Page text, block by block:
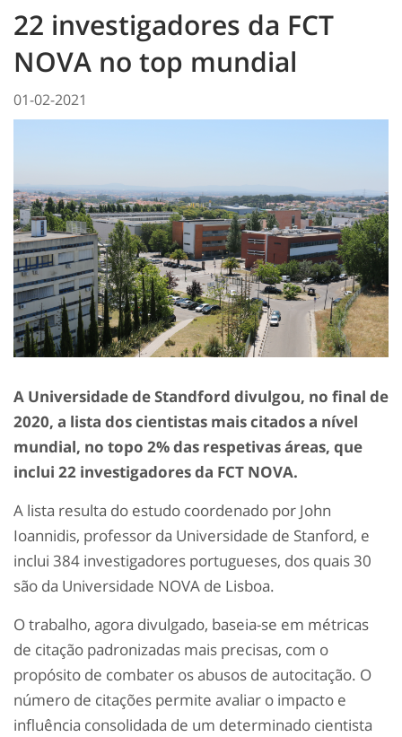
22 investigadores da FCT
NOVA no top mundial
01-02-2021
A Universidade de Standford divulgou, no final de
2020, a lista dos cientistas mais citados a nível
mundial, no topo 2% das respetivas áreas, que
inclui 22 investigadores da FCT NOVA.
A lista resulta do estudo coordenado por John
Ioannidis, professor da Universidade de Stanford, e
inclui 384 investigadores portugueses, dos quais 30
são da Universidade NOVA de Lisboa.
O trabalho, agora divulgado, baseia-se em métricas
de citação padronizadas mais precisas, com o
propósito de combater os abusos de autocitação. O
número de citações permite avaliar o impacto e
influência consolidada de um determinado cientista